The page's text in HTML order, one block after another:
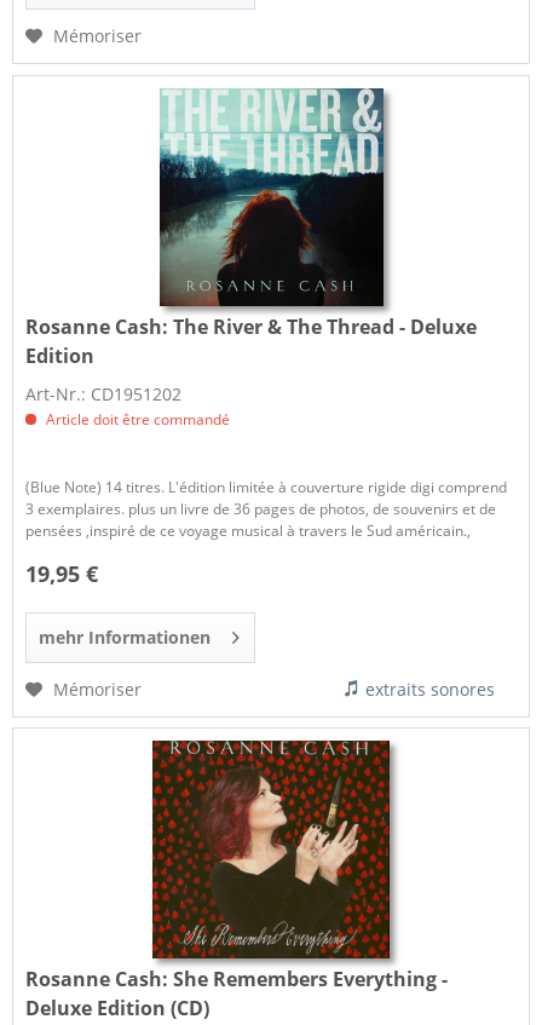
Mémoriser
Rosanne Cash:The River & The Thread - Deluxe
Edition
Art-Nr.: CD1951202
Article doit être commandé
(Blue Note) 14 titres. L'édition limitée à couverture rigide digi comprend
3 exemplaires. plus un livre de 36 pages de photos, de souvenirs et de
pensées ,inspiré de ce voyage musical à travers le Sud américain.,
19,95 €
mehr Informationen
Mémoriser extraits sonores
Rosanne Cash:She Remembers Everything -
Deluxe Edition (CD)